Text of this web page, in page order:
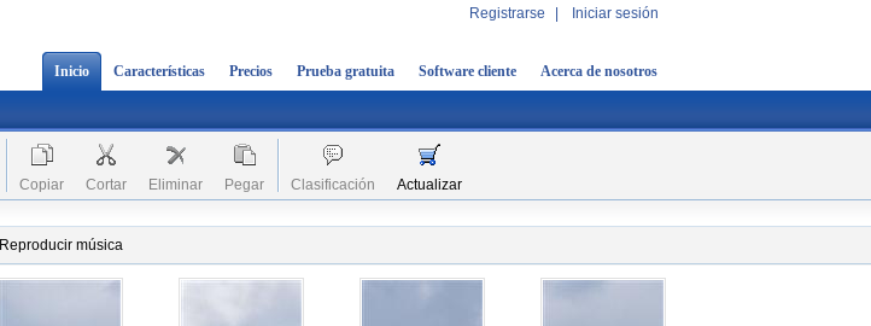
Registrarse Iniciar sesión
Inicio Características Precios Prueba gratuita Software cliente Acerca de nosotros
Copiar Cortar Eliminar Pegar Clasificación
Actualizar
Reproducir música